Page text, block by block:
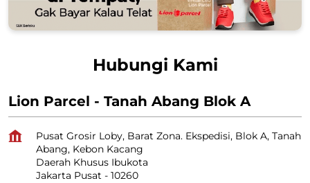
Hubungi Kami
Lion Parcel - Tanah Abang Blok A
Pusat Grosir Loby, Barat Zona. Ekspedisi, Blok A, Tanah
Abang, Kebon Kacang
Daerah Khusus Ibukota
Jakarta Pusat - 10260